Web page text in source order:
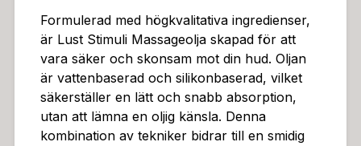
Formulerad med högkvalitativa ingredienser,
är Lust Stimuli Massageolja skapad för att
vara säker och skonsam mot din hud. Oljan
är vattenbaserad och silikonbaserad, vilket
säkerställer en lätt och snabb absorption,
utan att lämna en oljig känsla. Denna
kombination av tekniker bidrar till en smidig